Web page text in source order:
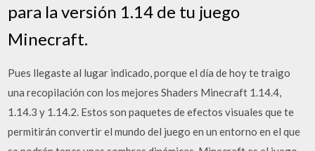
para la versión 1.14 de tu juego
Minecraft.
Pues llegaste al lugar indicado, porque el día de hoy te traigo
una recopilación con los mejores Shaders Minecraft 1.14.4,
1.14.3 y 1.14.2. Estos son paquetes de efectos visuales que te
permitirán convertir el mundo del juego en un entorno en el que